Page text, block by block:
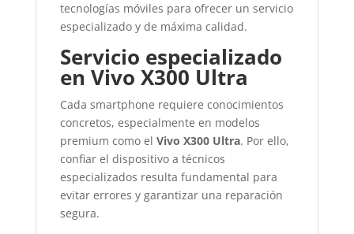
tecnologías móviles para ofrecer un servicio
especializado y de máxima calidad.
Servicio especializado
en Vivo X300 Ultra
Cada smartphone requiere conocimientos
concretos, especialmente en modelos
premium como el Vivo X300 Ultra. Por ello,
confiar el dispositivo a técnicos
especializados resulta fundamental para
evitar errores y garantizar una reparación
segura.